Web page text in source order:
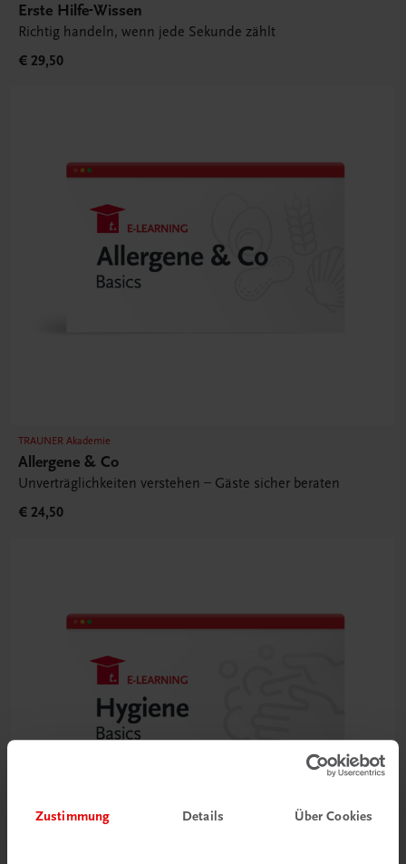
Zustimmung Details Über Cookies
Erste Hilfe-Wissen
Richtig handeln, wenn jede Sekunde zählt
€ 29,50
TRAUNER Akademie
Allergene & Co
Unverträglichkeiten verstehen – Gäste sicher beraten
€ 24,50